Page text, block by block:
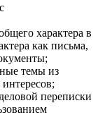
характера в
как письма,
темы из
переписки